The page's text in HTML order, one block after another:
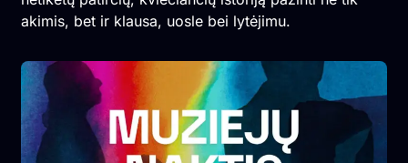
akimis, bet ir klausa, uosle bei lytėjimu.